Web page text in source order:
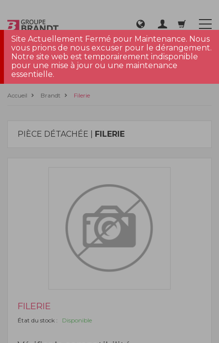
Site Actuellement Fermé pour Maintenance. Nous
vous prions de nous excuser pour le dérangement.
Notre site web est temporairement indisponible
pour une mise à jour ou une maintenance
essentielle.
Accueil Brandt Filerie
PIÈCE DÉTACHÉE | FILERIE
FILERIE
État du stock : Disponible